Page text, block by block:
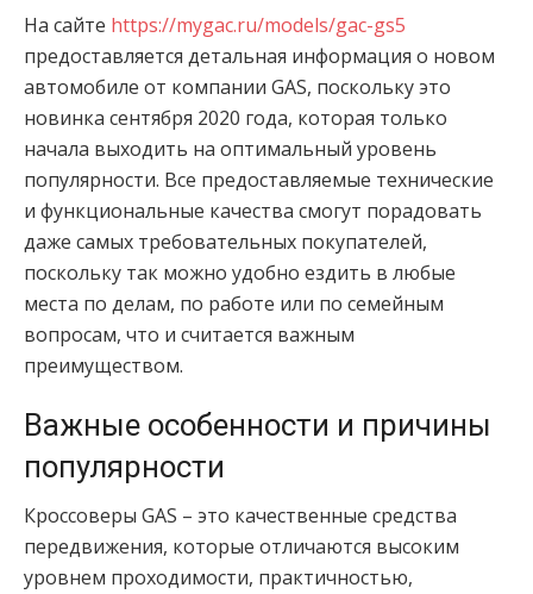
На сайте https://mygac.ru/models/gac-gs5
предоставляется детальная информация о новом
автомобиле от компании GAS, поскольку это
новинка сентября 2020 года, которая только
начала выходить на оптимальный уровень
популярности. Все предоставляемые технические
и функциональные качества смогут порадовать
даже самых требовательных покупателей,
поскольку так можно удобно ездить в любые
места по делам, по работе или по семейным
вопросам, что и считается важным
преимуществом.
Важные особенности и причины
популярности
Кроссоверы GAS – это качественные средства
передвижения, которые отличаются высоким
уровнем проходимости, практичностью,